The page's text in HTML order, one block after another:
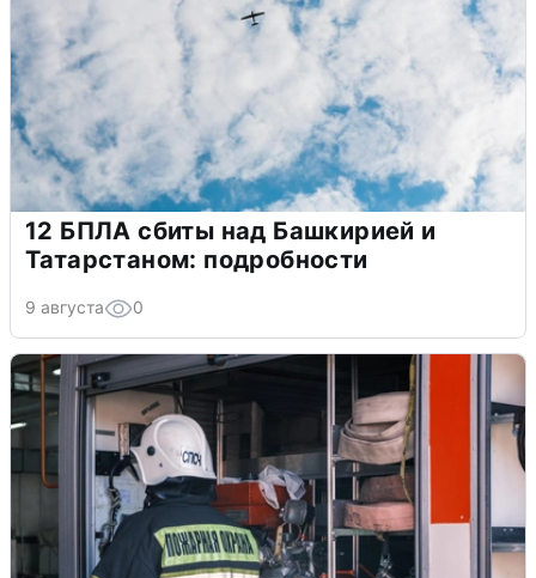
12 БПЛА сбиты над Башкирией и
Татарстаном: подробности
9 августа 0